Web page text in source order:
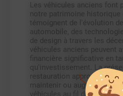
Les véhicules anciens font
notre patrimoine historique
témoignent de l'évolution
automobile, des
de design à travers les
véhicules anciens peuvent
financière significative en
qu'investissement. La
restauration appropriées
maintenir ou augmenter la
véhicules au fil du temps.